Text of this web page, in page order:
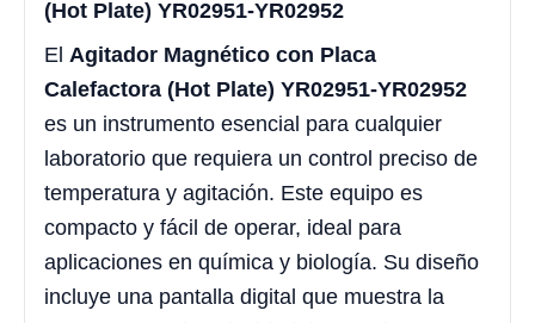
(Hot Plate) YR02951-YR02952
El Agitador Magnético con Placa
Calefactora (Hot Plate) YR02951-YR02952
es un instrumento esencial para cualquier
laboratorio que requiera un control preciso de
temperatura y agitación. Este equipo es
compacto y fácil de operar, ideal para
aplicaciones en química y biología. Su diseño
incluye una pantalla digital que muestra la